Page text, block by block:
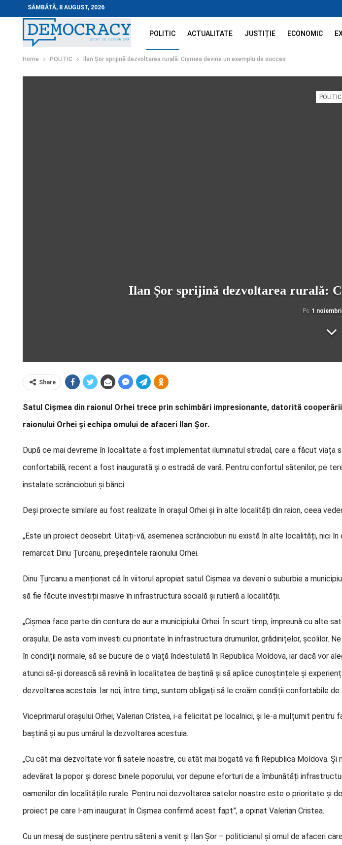
SÂMBĂTĂ, 8 AUGUST, 2026
POLITIC ACTUALITATE JUSTIȚIE ECONOMIC
Home POLITIC Ilan Șor sprijină dezvoltarea rurală: Cișmea devine un exemplu de succes
POLITIC
Ilan Șor sprijină dezvoltarea rurală:
Pe 1
Share
Satul Cișmea din raionul Orhei trece prin schimbări impresionante, datorită
raionului Orhei și echipa omului de afaceri Ilan Șor.
După ce mai devreme în localitate a fost implementat iluminatul stradal, care a făcut viața
confortabilă, recent a fost inaugurată și o estradă de vară. Pentru confortul sătenilor, pe
instalate scrâncioburi și bănci.
Deși proiecte similare au fost realizate în orașul Orhei și în alte localități din raion, ceea
„Este un proiect deosebit. Uitați-vă, asemenea scrâncioburi nu există în alte localități, nici în
remarcat Dinu Țurcanu, președintele raionului Orhei.
Dinu Țurcanu a menționat că în viitorul apropiat satul Cișmea va deveni o suburbie a
să fie făcute investiții masive în infrastructura socială și rutieră a localității.
„Cișmea face parte din centura de aur a municipiului Orhei. În scurt timp, împreună cu alte
orașului. De asta vom investi cu prioritate în infrastructura drumurilor, grădinițelor, școlilor.
în condiții normale, să se bucure de o viață îndestulată în Republica Moldova, iar dacă vor
atunci să-și dorească să revină în localitatea de baștină și să aplice cunoștințele și
dezvoltarea acesteia. Iar noi, între timp, suntem obligați să le creăm condiții confortabile de
Viceprimarul orașului Orhei, Valerian Cristea, i-a felicitat pe localnici, și le-a mulțumit pentru
baștină și au pus umărul la dezvoltarea acestuia.
„Cu cât mai dezvoltate vor fi satele noastre, cu atât mai bogată va fi Republica Moldova. Și
adevărat la popor și doresc binele poporului, vor depune eforturi de a îmbunătăți
oamenilor din localitățile rurale. Pentru noi dezvoltarea satelor noastre este o prioritate și
proiect pe care l-am inaugurat în Cișmea confirmă acest fapt”, a opinat Valerian Cristea.
Cu un mesaj de susținere pentru săteni a venit și Ilan Șor – politicianul și omul de afaceri